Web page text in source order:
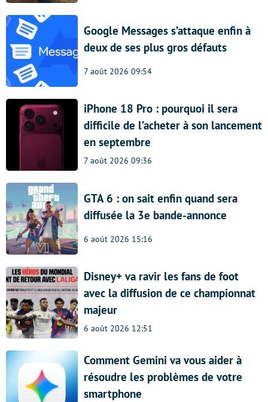
Google Messages s’attaque enfin à
deux de ses plus gros défauts
7 août 2026 09:54
iPhone 18 Pro : pourquoi il sera
difficile de l’acheter à son lancement
en septembre
7 août 2026 09:36
GTA 6 : on sait enfin quand sera
diffusée la 3e bande-annonce
6 août 2026 15:16
Disney+ va ravir les fans de foot
avec la diffusion de ce championnat
majeur
6 août 2026 12:51
Comment Gemini va vous aider à
résoudre les problèmes de votre
smartphone